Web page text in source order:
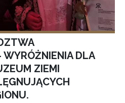
WYRÓŻNIENIA DLA
ZIEMI